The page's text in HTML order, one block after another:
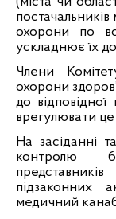
охорони по
ускладнює їх
Члени
охорони
до
врегулювати
На засіданні
контролю
підзаконних
медичний